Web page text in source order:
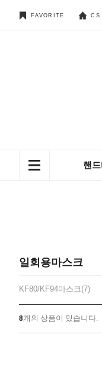
FAVORITE CS
핸
일회용마스크
KF80/KF94마스크(7)
8개의 상품이 있습니다.